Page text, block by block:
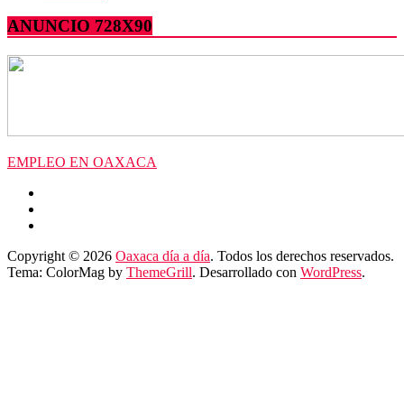
ANUNCIO 728X90
EMPLEO EN OAXACA
Copyright © 2026 Oaxaca día a día. Todos los derechos reservados.
Tema: ColorMag by ThemeGrill. Desarrollado con WordPress.